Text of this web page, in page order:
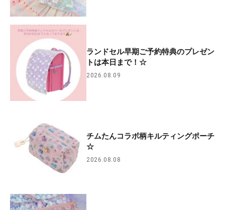
ランドセル早期ご予約特典のプレゼン
トは本日まで！☆
2026.08.09
チムたんコラボ柄キルティングポーチ
☆
2026.08.08